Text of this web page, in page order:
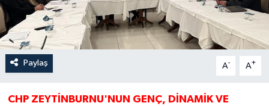
Paylaş A- A+
CHP ZEYTİNBURNU'NUN GENÇ, DİNAMİK VE